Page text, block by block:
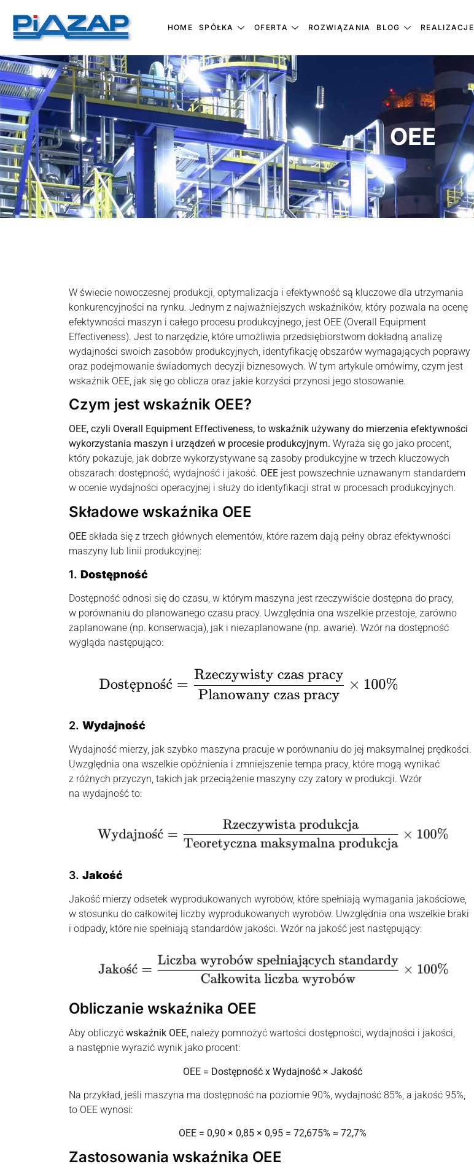
HOME SPÓŁKA OFERTA ROZWIĄZANIA BLOG REALIZACJE
OEE
W świecie nowoczesnej produkcji, optymalizacja i efektywność są kluczowe dla utrzymania
konkurencyjności na rynku. Jednym z najważniejszych wskaźników, który pozwala na ocenę
efektywności maszyn i całego procesu produkcyjnego, jest OEE (Overall Equipment
Effectiveness). Jest to narzędzie, które umożliwia przedsiębiorstwom dokładną analizę
wydajności swoich zasobów produkcyjnych, identyfikację obszarów wymagających poprawy
oraz podejmowanie świadomych decyzji biznesowych. W tym artykule omówimy, czym jest
wskaźnik OEE, jak się go oblicza oraz jakie korzyści przynosi jego stosowanie.
Czym jest wskaźnik OEE?
OEE, czyli Overall Equipment Effectiveness, to wskaźnik używany do mierzenia efektywności
wykorzystania maszyn i urządzeń w procesie produkcyjnym. Wyraża się go jako procent,
który pokazuje, jak dobrze wykorzystywane są zasoby produkcyjne w trzech kluczowych
obszarach: dostępność, wydajność i jakość. OEE jest powszechnie uznawanym standardem
w ocenie wydajności operacyjnej i służy do identyfikacji strat w procesach produkcyjnych.
Składowe wskaźnika OEE
OEE składa się z trzech głównych elementów, które razem dają pełny obraz efektywności
maszyny lub linii produkcyjnej:
1. Dostępność
Dostępność odnosi się do czasu, w którym maszyna jest rzeczywiście dostępna do pracy,
w porównaniu do planowanego czasu pracy. Uwzględnia ona wszelkie przestoje, zarówno
zaplanowane (np. konserwacja), jak i niezaplanowane (np. awarie). Wzór na dostępność
wygląda następująco:
2. Wydajność
Wydajność mierzy, jak szybko maszyna pracuje w porównaniu do jej maksymalnej prędkości.
Uwzględnia ona wszelkie opóźnienia i zmniejszenie tempa pracy, które mogą wynikać
z różnych przyczyn, takich jak przeciążenie maszyny czy zatory w produkcji. Wzór
na wydajność to:
3. Jakość
Jakość mierzy odsetek wyprodukowanych wyrobów, które spełniają wymagania jakościowe,
w stosunku do całkowitej liczby wyprodukowanych wyrobów. Uwzględnia ona wszelkie braki
i odpady, które nie spełniają standardów jakości. Wzór na jakość jest następujący:
Obliczanie wskaźnika OEE
Aby obliczyć wskaźnik OEE, należy pomnożyć wartości dostępności, wydajności i jakości,
a następnie wyrazić wynik jako procent:
OEE = Dostępność x Wydajność × Jakość
Na przykład, jeśli maszyna ma dostępność na poziomie 90%, wydajność 85%, a jakość 95%,
to OEE wynosi:
OEE = 0,90 × 0,85 × 0,95 = 72,675% ≈ 72,7%
Zastosowania wskaźnika OEE